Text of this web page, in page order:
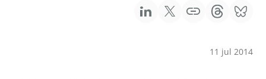
11 jul 2014